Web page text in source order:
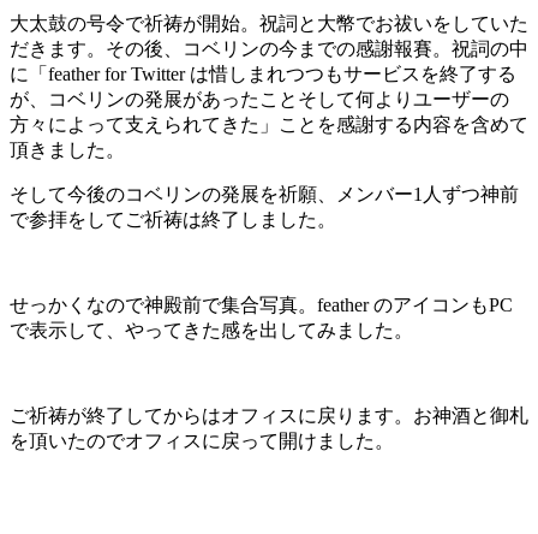
大太鼓の号令で祈祷が開始。祝詞と大幣でお祓いをしていた
だきます。その後、コベリンの今までの感謝報賽。祝詞の中
に「feather for Twitter は惜しまれつつもサービスを終了する
が、コベリンの発展があったことそして何よりユーザーの
方々によって支えられてきた」ことを感謝する内容を含めて
頂きました。
そして今後のコベリンの発展を祈願、メンバー1人ずつ神前
で参拝をしてご祈祷は終了しました。
せっかくなので神殿前で集合写真。feather のアイコンもPC
で表示して、やってきた感を出してみました。
ご祈祷が終了してからはオフィスに戻ります。お神酒と御札
を頂いたのでオフィスに戻って開けました。